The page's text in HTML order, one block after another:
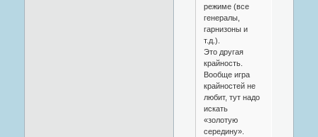
режиме (все
генералы,
гарнизоны и
т.д.).
Это другая
крайность.
Вообще игра
крайностей не
любит, тут надо
искать
«золотую
середину».